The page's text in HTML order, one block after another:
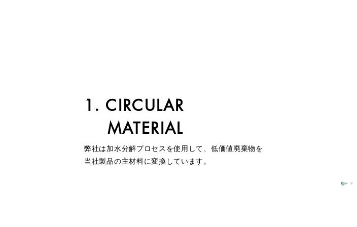
1. CIRCULAR
MATERIAL
弊社は加水分解プロセスを使用して、低価値廃棄物を
当社製品の主材料に変換しています。